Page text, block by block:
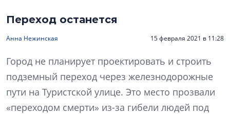
Переход останется
Анна Нежинская 15 февраля 2021 в 11:28
Город не планирует проектировать и строить
подземный переход через железнодорожные
пути на Туристской улице. Это место прозвали
«переходом смерти» из-за гибели людей под